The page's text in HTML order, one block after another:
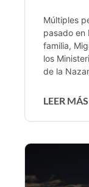
Múltiples
pasado en
familia,
los
de la
LEER